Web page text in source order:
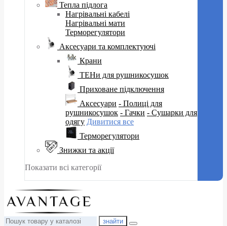
Тепла підлога
Нагрівальні кабелі
Нагрівальні мати
Терморегулятори
Аксесуари та комплектуючі
Крани
ТЕНи для рушникосушок
Приховане підключення
Аксесуари - Полиці для
рушникосушок - Гачки - Сушарки для
одягу Дивитися все
Терморегулятори
Знижки та акції
Показати всі категорії
знайти